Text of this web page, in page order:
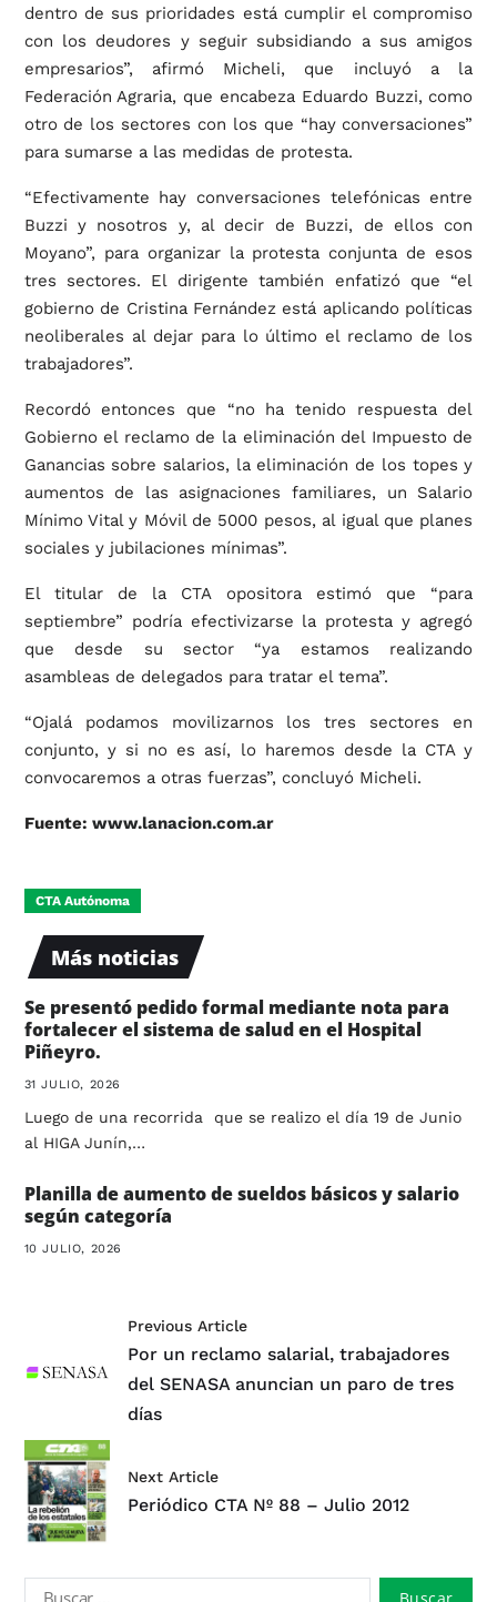
dentro de sus prioridades está cumplir el compromiso
con los deudores y seguir subsidiando a sus amigos
empresarios”, afirmó Micheli, que incluyó a la
Federación Agraria, que encabeza Eduardo Buzzi, como
otro de los sectores con los que “hay conversaciones”
para sumarse a las medidas de protesta.
“Efectivamente hay conversaciones telefónicas entre
Buzzi y nosotros y, al decir de Buzzi, de ellos con
Moyano”, para organizar la protesta conjunta de esos
tres sectores. El dirigente también enfatizó que “el
gobierno de Cristina Fernández está aplicando políticas
neoliberales al dejar para lo último el reclamo de los
trabajadores”.
Recordó entonces que “no ha tenido respuesta del
Gobierno el reclamo de la eliminación del Impuesto de
Ganancias sobre salarios, la eliminación de los topes y
aumentos de las asignaciones familiares, un Salario
Mínimo Vital y Móvil de 5000 pesos, al igual que planes
sociales y jubilaciones mínimas”.
El titular de la CTA opositora estimó que “para
septiembre” podría efectivizarse la protesta y agregó
que desde su sector “ya estamos realizando
asambleas de delegados para tratar el tema”.
“Ojalá podamos movilizarnos los tres sectores en
conjunto, y si no es así, lo haremos desde la CTA y
convocaremos a otras fuerzas”, concluyó Micheli.
Fuente: www.lanacion.com.ar
CTA Autónoma
Más noticias
Se presentó pedido formal mediante nota para
fortalecer el sistema de salud en el Hospital
Piñeyro.
31 JULIO, 2026
Luego de una recorrida que se realizo el día 19 de Junio
al HIGA Junín,…
Planilla de aumento de sueldos básicos y salario
según categoría
10 JULIO, 2026
Previous Article
Por un reclamo salarial, trabajadores
del SENASA anuncian un paro de tres
días
Next Article
Periódico CTA Nº 88 – Julio 2012